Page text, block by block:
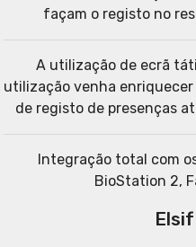
façam o registo no
A utilização de ecrã
utilização venha
de registo de presenças
Integração total com
BioStation 2,